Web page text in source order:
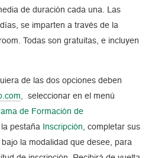
de duración cada una. Las
se imparten a través de la
Todas son gratuitas, e incluyen
de las dos opciones deben
, seleccionar en el menú
de Formación de
pestaña Inscripción, completar sus
bajo la modalidad que desee, para